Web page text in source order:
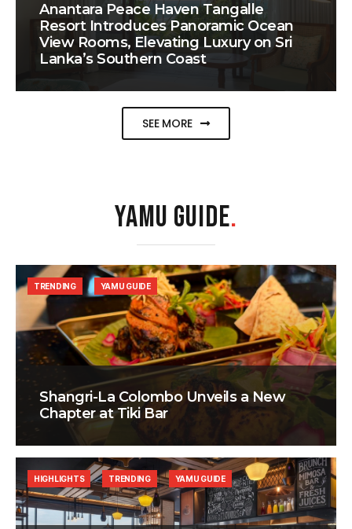
Anantara Peace Haven Tangalle
Resort Introduces Panoramic Ocean
View Rooms, Elevating Luxury on Sri
Lanka’s Southern Coast
SEE MORE
YAMU GUIDE.
Shangri-La Colombo Unveils a New
Chapter at Tiki Bar
TRENDING YAMU GUIDE
HIGHLIGHTS TRENDING YAMU GUIDE